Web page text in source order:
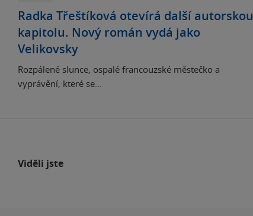
Radka Třeštíková otevírá další autorskou
kapitolu. Nový román vydá jako
Velikovsky
Rozpálené slunce, ospalé francouzské městečko a
vyprávění, které se...
Viděli jste